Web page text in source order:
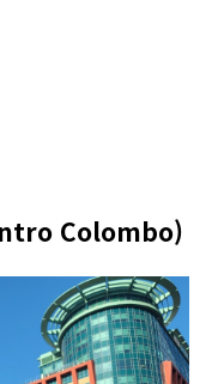
Colombo)